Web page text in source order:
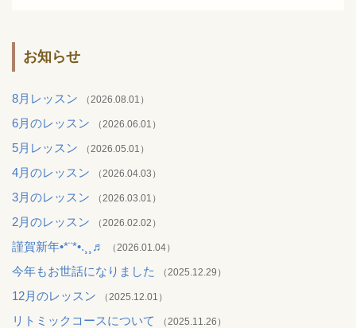
お知らせ
8月レッスン （2026.08.01）
6月のレッスン （2026.06.01）
5月レッスン （2026.05.01）
4月のレッスン （2026.04.03）
3月のレッスン （2026.03.01）
2月のレッスン （2026.02.02）
謹賀新年•*¨*•.¸¸♬︎ （2026.01.04）
今年もお世話になりました （2025.12.29）
12月のレッスン （2025.12.01）
リトミックコースについて （2025.11.26）